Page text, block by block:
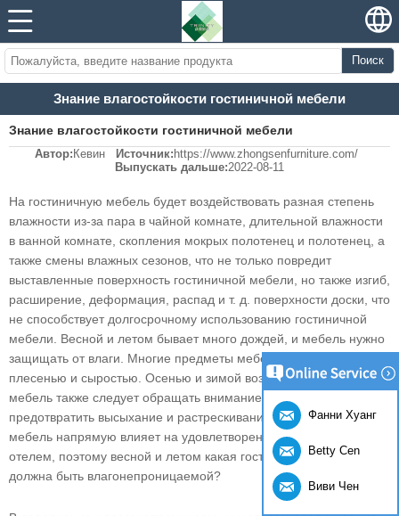
Поиск
Знание влагостойкости гостиничной мебели
Знание влагостойкости гостиничной мебели
Автор: Кевин Источник: https://www.zhongsenfurniture.com/
Выпускать дальше:2022-08-11
На гостиничную мебель будет воздействовать разная степень
влажности из-за пара в чайной комнате, длительной влажности
в ванной комнате, скопления мокрых полотенец и полотенец, а
также смены влажных сезонов, что не только повредит
выставленные поверхность гостиничной мебели, но также изгиб,
расширение, деформация, распад и т. д. поверхности доски, что
не способствует долгосрочному использованию гостиничной
мебели. Весной и летом бывает много дождей, и мебель нужно
защищать от влаги. Многие предметы мебели поражаются
плесенью и сыростью. Осенью и зимой воздух сухой, и на
мебель также следует обращать внимание, чтобы
предотвратить высыхание и растрескивание. Гостиничная
мебель напрямую влияет на удовлетворенность клиентов
отелем, поэтому весной и летом какая гостиничная мебель
должна быть влагонепроницаемой?
Фанни Хуанг
Betty Cen
Виви Чен